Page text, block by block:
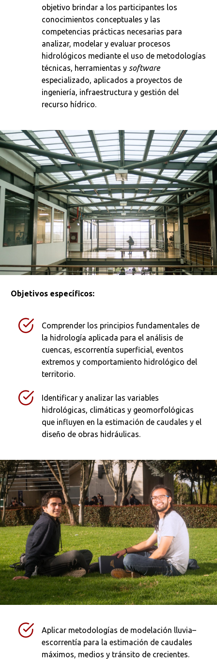
objetivo brindar a los participantes los
conocimientos conceptuales y las
competencias prácticas necesarias para
analizar, modelar y evaluar procesos
hidrológicos mediante el uso de metodologías
técnicas, herramientas y software
especializado, aplicados a proyectos de
ingeniería, infraestructura y gestión del
recurso hídrico.
Objetivos específicos:
Comprender los principios fundamentales de
la hidrología aplicada para el análisis de
cuencas, escorrentía superficial, eventos
extremos y comportamiento hidrológico del
territorio.
Identificar y analizar las variables
hidrológicas, climáticas y geomorfológicas
que influyen en la estimación de caudales y el
diseño de obras hidráulicas.
Aplicar metodologías de modelación lluvia–
escorrentía para la estimación de caudales
máximos, medios y tránsito de crecientes.